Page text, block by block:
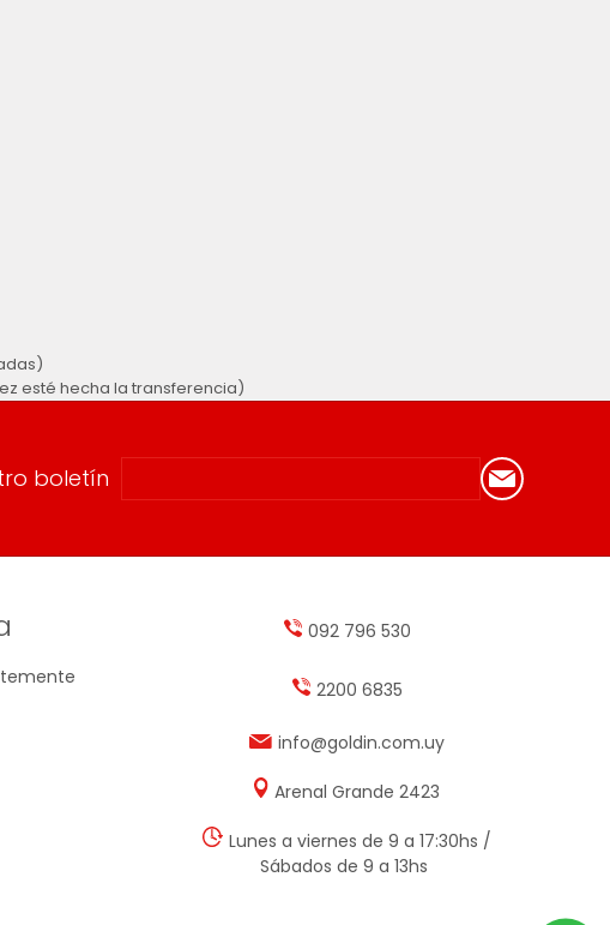
esté hecha la transferencia)
boletín
092 796 530
2200 6835
info@goldin.com.uy
Arenal Grande 2423
Lunes a viernes de 9 a 17:30hs /
Sábados de 9 a 13hs